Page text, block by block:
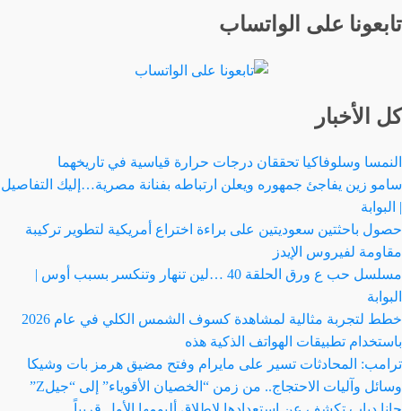
تابعونا على الواتساب
كل الأخبار
النمسا وسلوفاكيا تحققان درجات حرارة قياسية في تاريخهما
سامو زين يفاجئ جمهوره ويعلن ارتباطه بفنانة مصرية…إليك التفاصيل
| البوابة
حصول باحثتين سعوديتين على براءة اختراع أمريكية لتطوير تركيبة
مقاومة لفيروس الإيدز
مسلسل حب ع ورق الحلقة 40 …لين تنهار وتنكسر بسبب أوس |
البوابة
خطط لتجربة مثالية لمشاهدة كسوف الشمس الكلي في عام 2026
باستخدام تطبيقات الهواتف الذكية هذه
ترامب: المحادثات تسير على مايرام وفتح مضيق هرمز بات وشيكا
وسائل وآليات الاحتجاج.. من زمن “الخصيان الأقوياء” إلى “جيلZ”